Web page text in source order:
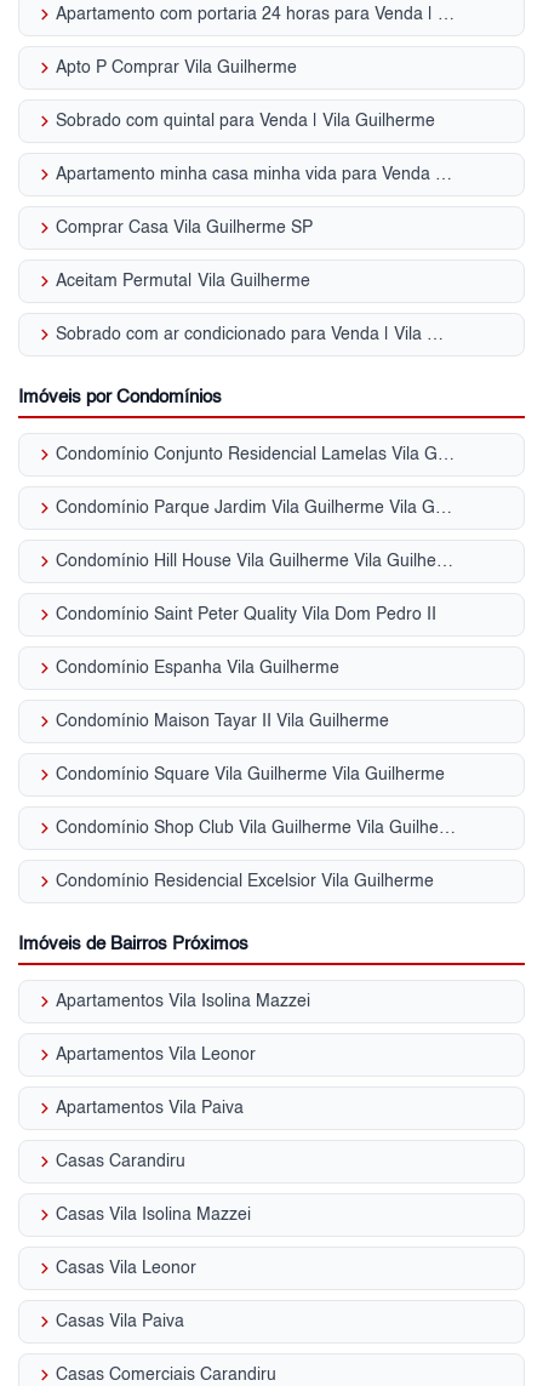
keyboard_arrow_right Apartamento com portaria 24 horas para Venda | Vila Guilherme
keyboard_arrow_right Apto P Comprar Vila Guilherme
keyboard_arrow_right Sobrado com quintal para Venda | Vila Guilherme
keyboard_arrow_right Apartamento minha casa minha vida para Venda | Vila Guilherme
keyboard_arrow_right Comprar Casa Vila Guilherme SP
keyboard_arrow_right Aceitam Permuta| Vila Guilherme
keyboard_arrow_right Sobrado com ar condicionado para Venda | Vila Guilherme
Imóveis por Condomínios
keyboard_arrow_right Condomínio Conjunto Residencial Lamelas Vila Guilherme
keyboard_arrow_right Condomínio Parque Jardim Vila Guilherme Vila Guilherme
keyboard_arrow_right Condomínio Hill House Vila Guilherme Vila Guilherme
keyboard_arrow_right Condomínio Saint Peter Quality Vila Dom Pedro II
keyboard_arrow_right Condomínio Espanha Vila Guilherme
keyboard_arrow_right Condomínio Maison Tayar II Vila Guilherme
keyboard_arrow_right Condomínio Square Vila Guilherme Vila Guilherme
keyboard_arrow_right Condomínio Shop Club Vila Guilherme Vila Guilherme
keyboard_arrow_right Condomínio Residencial Excelsior Vila Guilherme
Imóveis de Bairros Próximos
keyboard_arrow_right Apartamentos Vila Isolina Mazzei
keyboard_arrow_right Apartamentos Vila Leonor
keyboard_arrow_right Apartamentos Vila Paiva
keyboard_arrow_right Casas Carandiru
keyboard_arrow_right Casas Vila Isolina Mazzei
keyboard_arrow_right Casas Vila Leonor
keyboard_arrow_right Casas Vila Paiva
keyboard_arrow_right Casas Comerciais Carandiru